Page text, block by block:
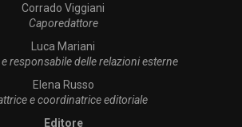
Corrado Viggiani
Caporedattore
Luca Mariani
responsabile delle relazioni esterne
Elena Russo
e coordinatrice editoriale
Editore